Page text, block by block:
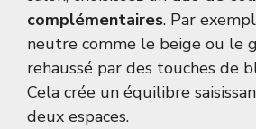
complémentaires. Par
neutre comme le beige ou le
rehaussé par des touches de
Cela crée un équilibre
deux espaces.